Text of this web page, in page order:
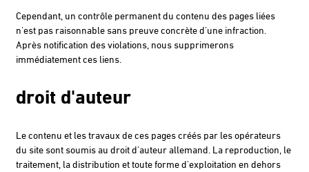
Cependant, un contrôle permanent du contenu des pages liées
n'est pas raisonnable sans preuve concrète d'une infraction.
Après notification des violations, nous supprimerons
immédiatement ces liens.
droit d'auteur
Le contenu et les travaux de ces pages créés par les opérateurs
du site sont soumis au droit d'auteur allemand. La reproduction, le
traitement, la distribution et toute forme d'exploitation en dehors